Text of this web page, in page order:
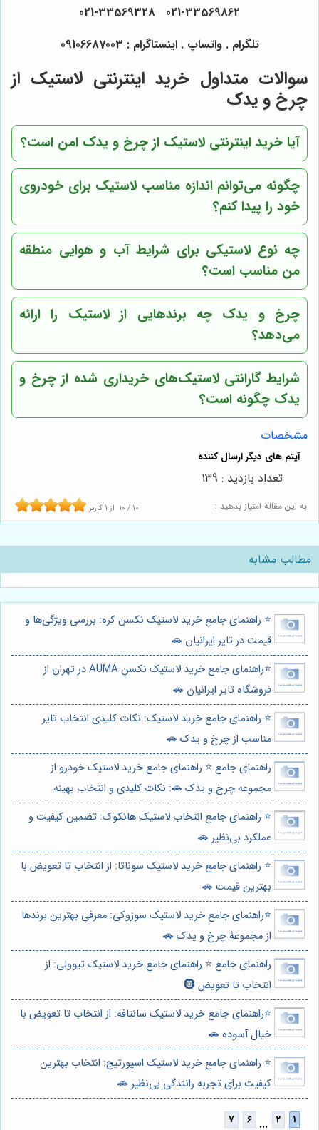
021-33569862 021-33569328
تلگرام . واتساپ . اینستاگرام : 09106687003
سوالات متداول خرید اینترنتی لاستیک از
چرخ و یدک
آیا خرید اینترنتی لاستیک از چرخ و یدک امن است؟
چگونه می‌توانم اندازه مناسب لاستیک برای خودروی
خود را پیدا کنم؟
چه نوع لاستیکی برای شرایط آب و هوایی منطقه
من مناسب است؟
چرخ و یدک چه برندهایی از لاستیک را ارائه
می‌دهد؟
شرایط گارانتی لاستیک‌های خریداری شده از چرخ و
یدک چگونه است؟
مشخصات
به این مقاله امتیاز بدهید : 10 / 10 از 1 کاربر
تعداد بازدید : 139
مطالب مشابه
⭐️ راهنمای جامع خرید لاستیک نکسن کره: بررسی ویژگی‌ها و
قیمت در تایر ایرانیان 🚗
⭐️راهنمای جامع خرید لاستیک نکسن AUMA در تهران از
فروشگاه تایر ایرانیان 🚗
⭐️ راهنمای جامع خرید لاستیک: نکات کلیدی انتخاب تایر
مناسب از چرخ و یدک 🚗
راهنمای جامع ⭐️ راهنمای جامع خرید لاستیک خودرو از
مجموعه چرخ و یدک 🚗: نکات کلیدی و انتخاب بهینه
⭐️ راهنمای جامع انتخاب لاستیک هانکوک: تضمین کیفیت و
عملکرد بی‌نظیر 🚗
⭐️ راهنمای جامع خرید لاستیک سوناتا: از انتخاب تا تعویض با
بهترین قیمت 🚗
⭐️راهنمای جامع خرید لاستیک سوزوکی: معرفی بهترین برندها
از مجموعۀ چرخ و یدک 🚗
راهنمای جامع ⭐️ راهنمای جامع خرید لاستیک تیوولی: از
انتخاب تا تعویض 🛞
⭐️راهنمای جامع خرید لاستیک سانتافه: از انتخاب تا تعویض با
خیال آسوده 🚗
⭐️ راهنمای جامع خرید لاستیک اسپورتیج: انتخاب بهترین
کیفیت برای تجربه رانندگی بی‌نظیر 🚗
...